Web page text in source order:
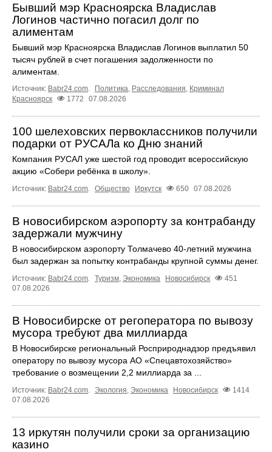
Бывший мэр Красноярска Владислав
Логинов частично погасил долг по
алиментам
Бывший мэр Красноярска Владислав Логинов выплатил 50
тысяч рублей в счет погашения задолженности по
алиментам.
Источник: Babr24.com Политика Расследования Криминал
Красноярск
1772 07.08.2026
100 шелеховских первоклассников получили
подарки от РУСАЛа ко Дню знаний
Компания РУСАЛ уже шестой год проводит всероссийскую
акцию «Собери ребёнка в школу».
Источник: Babr24.com. Общество Иркутск 650 07.08.2026
В новосибирском аэропорту за контрабанду
задержали мужчину
В новосибирском аэропорту Толмачево 40-летний мужчина
был задержан за попытку контрабанды крупной суммы денег.
Источник: Babr24.com. Туризм, Экономика Новосибирск
451
07.08.2026
В Новосибирске от регоператора по вывозу
мусора требуют два миллиарда
В Новосибирске региональный Росприроднадзор предъявил
оператору по вывозу мусора АО «Спецавтохозяйство»
требование о возмещении 2,2 миллиарда за ...
Источник: Babr24.com. Экология, Экономика Новосибирск
1414
07.08.2026
13 иркутян получили сроки за организацию
казино